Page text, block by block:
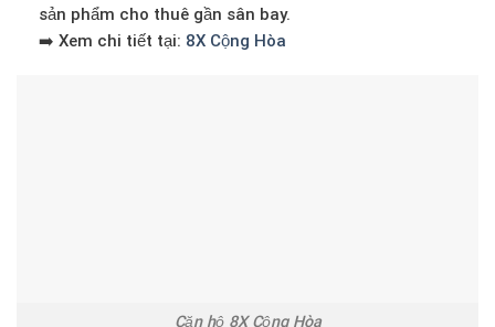
sản phẩm cho thuê gần sân bay.
➡️ Xem chi tiết tại: 8X Cộng Hòa
Căn hộ 8X Cộng Hòa